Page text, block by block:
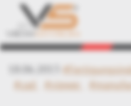
Zurück
18.06.2013
#cad
#viewer